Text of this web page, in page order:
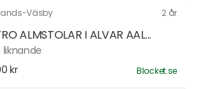
Väsby 2 år
ALMSTOLAR I ALVAR AAL...
liknande
kr
Blocket.se